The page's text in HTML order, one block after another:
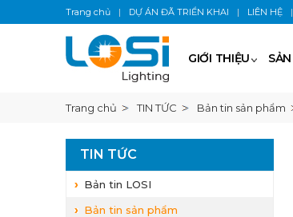
GIỚI THIỆU
Trang chủ TIN TỨC Bản tin sản phẩm
TIN TỨC
Bản tin LOSI
Bản tin sản phẩm
Trang chủ | DỰ ÁN ĐÃ TRIỂN KHAI | LIÊN HỆ |